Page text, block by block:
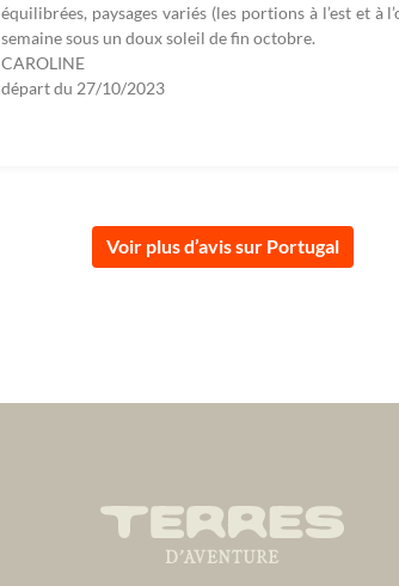
équilibrées, paysages variés (les portions à l’est et à
semaine sous un doux soleil de fin octobre.
CAROLINE
départ du 27/10/2023
Voir plus d’avis sur Portugal